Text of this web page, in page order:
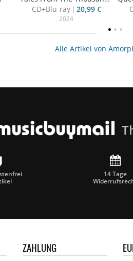
CD+Blu-ray
20,99 €
2024
Alle Artikel von
14 Tage
ZAHLUNG